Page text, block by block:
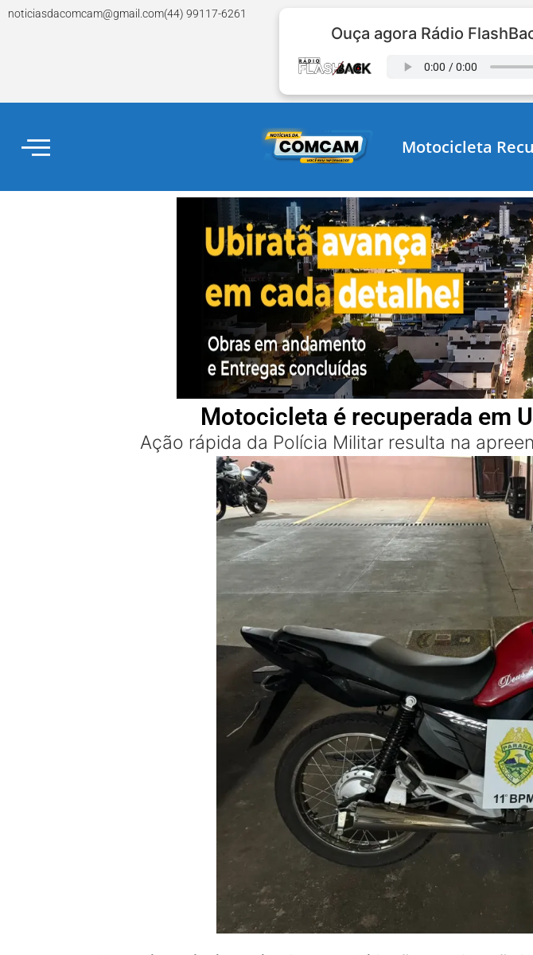
noticiasdacomcam@gmail.com(44) 99117-6261
Ouça agora Rádio
Motocicleta
Motocicleta é recuperada em
Ação rápida da Polícia Militar resulta na